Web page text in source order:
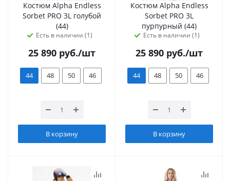
Костюм Alpha Endless
Sorbet PRO 3L голубой
(44)
Есть в наличии (1)
25 890 руб./шт
44 48 50 46
В корзину
Костюм Alpha Endless
Sorbet PRO 3L
пурпурный (44)
Есть в наличии (1)
25 890 руб./шт
44 48 50 46
В корзину